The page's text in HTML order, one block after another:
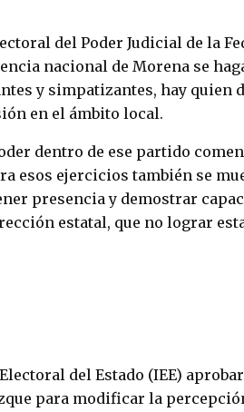
del Poder Judicial de la
nacional de Morena se
y simpatizantes, hay quien
en el ámbito local.
dentro de ese partido
esos ejercicios también se
presencia y demostrar
estatal, que no lograr
del Estado (IEE)
para modificar la